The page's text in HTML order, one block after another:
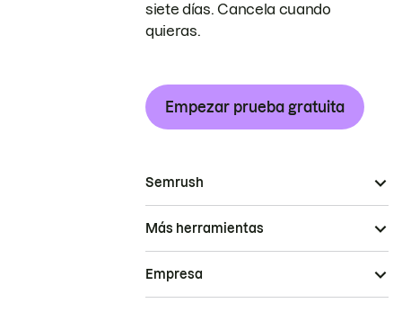
siete días. Cancela cuando
quieras.
Empezar prueba gratuita
Semrush
Más herramientas
Empresa